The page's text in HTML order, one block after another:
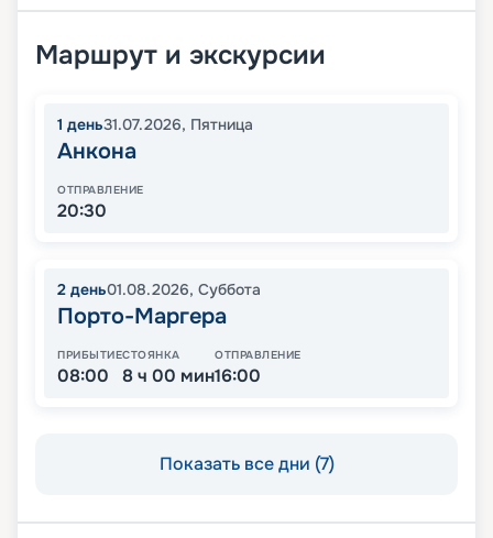
Маршрут и экскурсии
1 день31.07.2026, Пятница
Анкона
ОТПРАВЛЕНИЕ
20:30
2 день01.08.2026, Суббота
Порто-Маргера
ПРИБЫТИЕ
08:00
СТОЯНКА
8 ч 00 мин
ОТПРАВЛЕНИЕ
16:00
Показать все дни (7)